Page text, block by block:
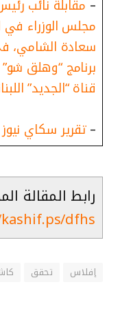
– مقابلة نائب
مجلس الوزراء في
سعادة الشامي،
برنامج “وهلق
قناة “الجديد”
–تقرير سكاي نيوز
رابط المقالة
dfhs
إفلاس تحقق